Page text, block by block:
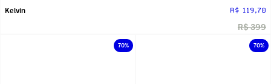
Kelvin R$ 119,70
R$ 399
70% 70%